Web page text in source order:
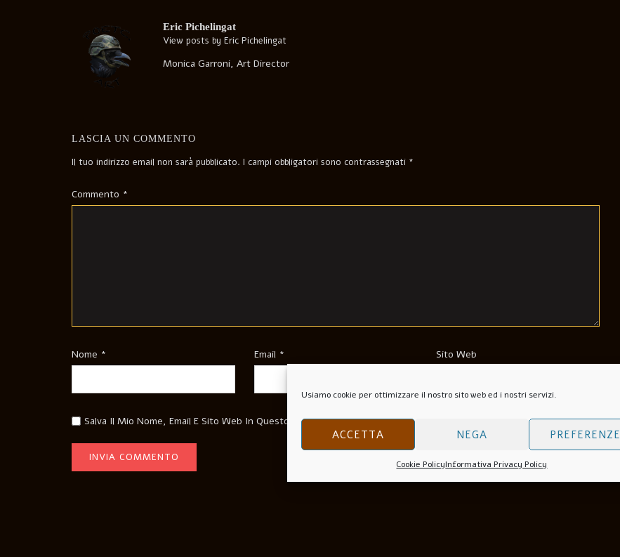
Usiamo cookie per ottimizzare il nostro sito web ed i nostri servizi.
ACCETTA NEGA PREFERENZE
Cookie PolicyInformativa Privacy Policy
Eric Pichelingat
View posts by Eric Pichelingat
Monica Garroni, Art Director
LASCIA UN COMMENTO
Il tuo indirizzo email non sarà pubblicato. I campi obbligatori sono contrassegnati *
Commento *
Nome * Email * Sito Web
Salva Il Mio Nome, Email E Sito Web In Questo Browser Per La Prossima Volta Che Commento.